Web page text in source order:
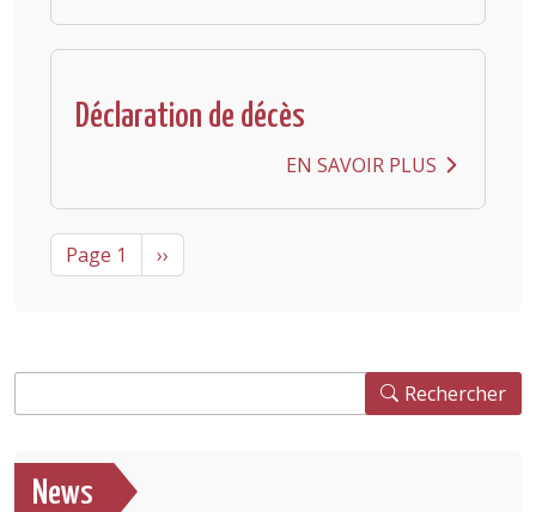
Déclaration de décès
EN SAVOIR PLUS
Pagination
Page 1 Next page
››
Rechercher
News